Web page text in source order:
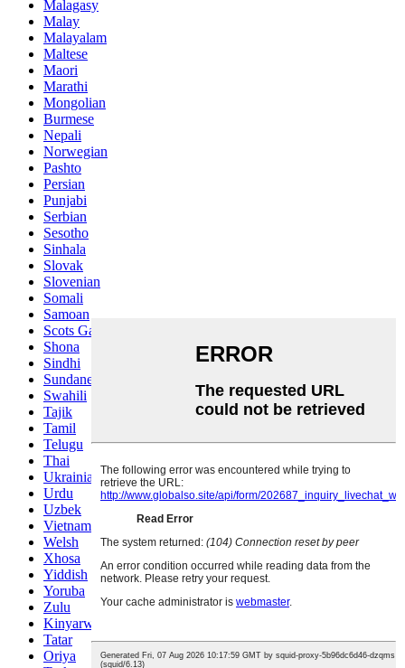
Malagasy
Malay
Malayalam
Maltese
Maori
Marathi
Mongolian
Burmese
Nepali
Norwegian
Pashto
Persian
Punjabi
Serbian
Sesotho
Sinhala
Slovak
Slovenian
Somali
Samoan
Scots Gaelic
Shona
Sindhi
Sundanese
Swahili
Tajik
Tamil
Telugu
Thai
Ukrainian
Urdu
Uzbek
Vietnamese
Welsh
Xhosa
Yiddish
Yoruba
Zulu
Kinyarwanda
Tatar
Oriya